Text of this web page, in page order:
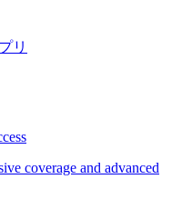
リ
coverage and advanced